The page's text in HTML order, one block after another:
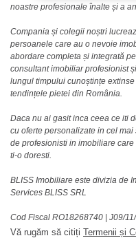
noastre profesionale înalte și a
Compania și colegii noștri
persoanele care au o nevoie
abordare completa și integrată
consultant imobiliar profesionist
lungul timpului cunoștințe
tendințele pietei din România.
Daca nu ai gasit inca ceea ce iti
cu oferte personalizate in cel
de profesionisti in imobiliare
ti-o doresti.
BLISS Imobiliare este divizia de
Services BLISS SRL
Cod Fiscal RO18268740 | J09/
Vă rugăm să citiți Termenii și